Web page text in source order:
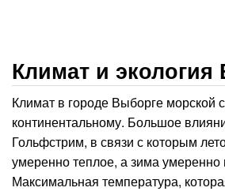
Климат и
Климат в городе Выборге морской
континентальному. Большое
Гольфстрим, в связи с которым
умеренно теплое, а зима умеренно
Максимальная температура,